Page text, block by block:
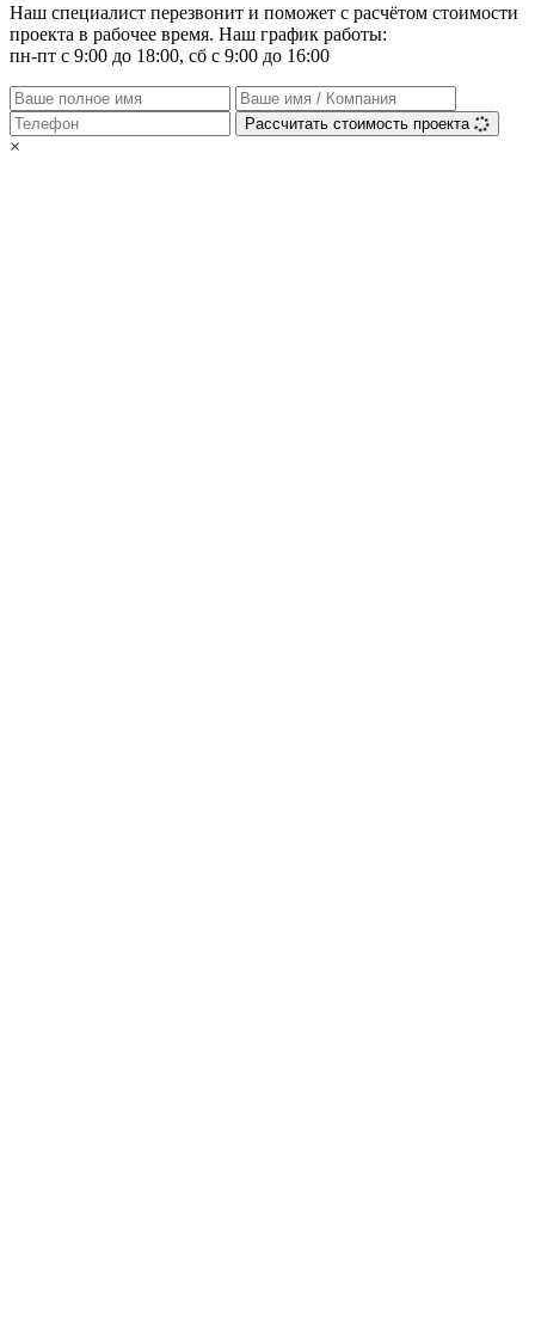
Наш специалист перезвонит и поможет с расчётом стоимости
проекта в рабочее время. Наш график работы:
пн-пт с 9:00 до 18:00, сб с 9:00 до 16:00
Рассчитать стоимость проекта
×